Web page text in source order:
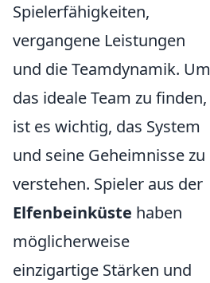
Spielerfähigkeiten,
vergangene Leistungen
und die Teamdynamik. Um
das ideale Team zu finden,
ist es wichtig, das System
und seine Geheimnisse zu
verstehen. Spieler aus der
Elfenbeinküste haben
möglicherweise
einzigartige Stärken und